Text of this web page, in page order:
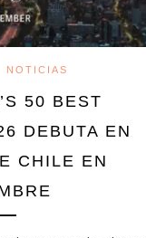
NOTICIAS
50 BEST
DEBUTA EN
CHILE EN